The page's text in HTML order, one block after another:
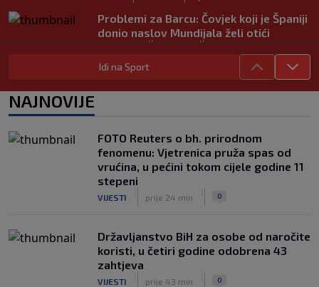
Problemi za Barcu: Čovjek koji je Španiji
donio naslov Mundijala želi otići
| |
Željezničar bez sedmorice stranaca i
Samed Baždar ima novi klub! Igrat će
Evropu, na dresu zadužio "devetku"
NOGOMET
Idi na Sport
NAJNOVIJE
FOTO Reuters o bh. prirodnom
fenomenu: Vjetrenica pruža spas od
vrućina, u pećini tokom cijele godine 11
stepeni
VIJESTI prije 24 min 0
Državljanstvo BiH za osobe od naročite
koristi, u četiri godine odobrena 43
zahtjeva
VIJESTI prije 43 min 0